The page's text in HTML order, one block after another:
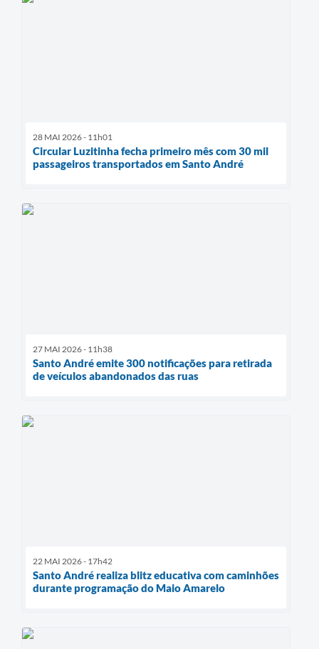
28 MAI 2026 - 11h01
Circular Luzitinha fecha primeiro mês com 30 mil
passageiros transportados em Santo André
27 MAI 2026 - 11h38
Santo André emite 300 notificações para retirada
de veículos abandonados das ruas
22 MAI 2026 - 17h42
Santo André realiza blitz educativa com caminhões
durante programação do Maio Amarelo